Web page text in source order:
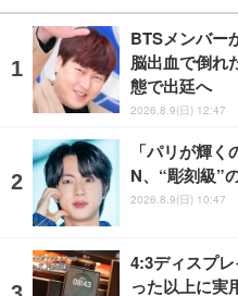
BTSメンバー
脳出血で倒れ
態で出廷へ
2026.8.9(日) 12:47
「パリが輝
N、“彫刻級”
2026.8.9(日) 10:47
4:3ディスプ
った以上に実